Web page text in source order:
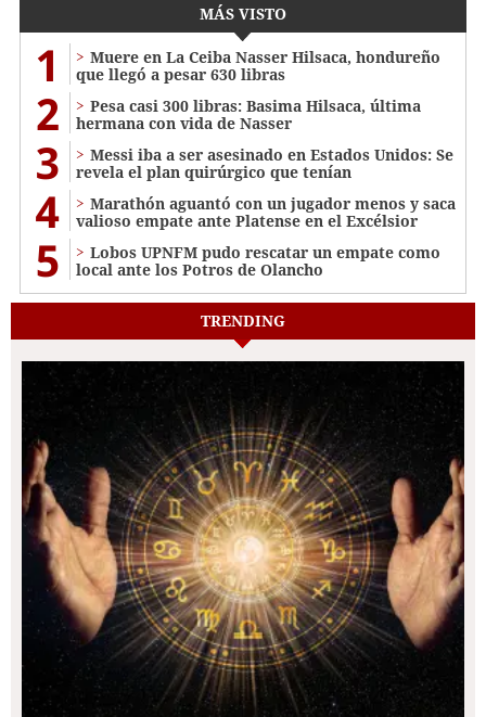
MÁS VISTO
1
Muere en La Ceiba Nasser Hilsaca, hondureño
que llegó a pesar 630 libras
2
Pesa casi 300 libras: Basima Hilsaca, última
hermana con vida de Nasser
3
Messi iba a ser asesinado en Estados Unidos: Se
revela el plan quirúrgico que tenían
4
Marathón aguantó con un jugador menos y saca
valioso empate ante Platense en el Excélsior
5
Lobos UPNFM pudo rescatar un empate como
local ante los Potros de Olancho
TRENDING